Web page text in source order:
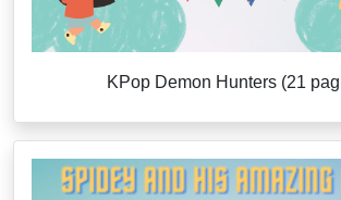
KPop Demon Hunters (21